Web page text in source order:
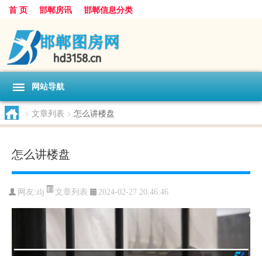
首 页 邯郸房讯 邯郸信息分类
网站导航
> 文章列表 > 怎么讲楼盘
怎么讲楼盘
网友:zlj 文章列表 2024-02-27 20:46:46